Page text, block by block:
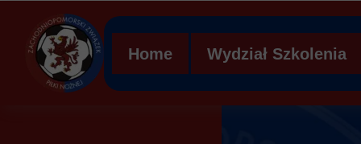
Home Wydział Szkolenia
Regulamin WS ZZPN